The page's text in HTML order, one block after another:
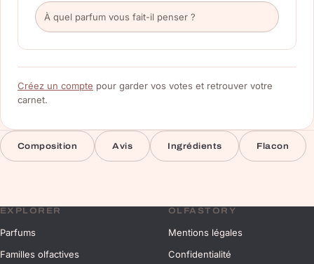
Créez un compte pour garder vos votes et retrouver votre
carnet.
Composition Avis Ingrédients Flacon
EXPLORER
Parfums
Familles olfactives
OLFASTORY
Mentions légales
Confidentialité